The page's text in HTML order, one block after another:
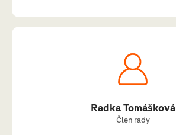
Radka Tomášková
Člen rady